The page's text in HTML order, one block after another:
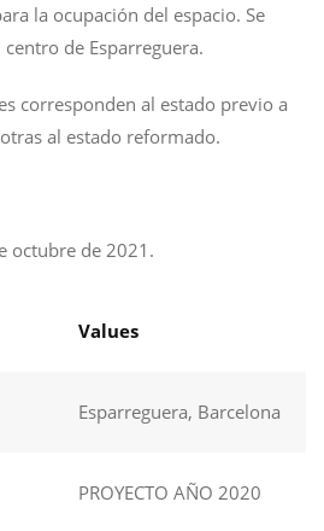
la ocupación del espacio. Se
de Esparreguera.
corresponden al estado previo a
al estado reformado.
octubre de 2021.
Values
Esparreguera, Barcelona
PROYECTO AÑO 2020